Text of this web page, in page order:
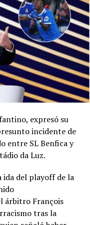
expresó su
incidente de
entre SL Benfica y
da Luz.
del playoff de la
árbitro François
tras la